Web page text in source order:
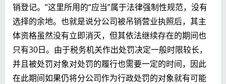
销登记。”这里所用的“应当”属于法律强制性规范，没有
选择的余地。也就是说分公司被吊销营业执照后，其主
体资格虽然没有立即消灭，但其依法继续存在的期间也
只有30日。由于税务机关作出处罚决定一般时限较长，
并且被处罚对象对处罚的履行也需要一定的时间，因此
在此期间如果仍将分公司作为行政处罚的对象就有可能